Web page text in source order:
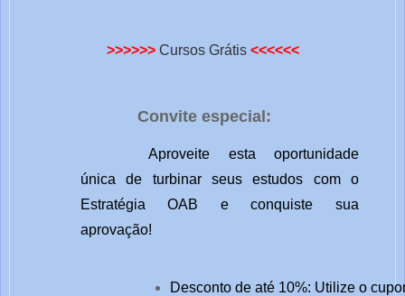
>>>>>> Cursos Grátis <<<<<<
Convite especial:
Aproveite esta oportunidade
única de turbinar seus estudos com o
Estratégia OAB e conquiste sua
aprovação!
Desconto de até 10%: Utilize o